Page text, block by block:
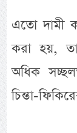
এতো দামী
করা হয়,
অধিক
চিন্তা-